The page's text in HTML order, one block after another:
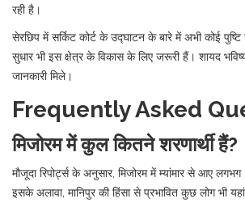
रही है।
सेरछिप में सर्किट कोर्ट के उद्घाटन के बारे में अभी कोई
सुधार भी इस क्षेत्र के विकास के लिए जरूरी हैं। शायद
जानकारी मिले।
Frequently Asked
मिजोरम में कुल कितने शरणार्थी हैं?
मौजूदा रिपोर्ट्स के अनुसार, मिजोरम में म्यांमार से आए
इसके अलावा, मानिपुर की हिंसा से प्रभावित कुछ लोग भी